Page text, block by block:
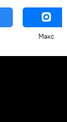
Макс